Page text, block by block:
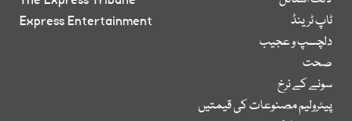
ٹاپ ٹرینڈ
دلچسپ و عجیب
صحت
سونے کے نرخ
پیٹرولیم مصنوعات کی قیمتیں
Express Entertainment